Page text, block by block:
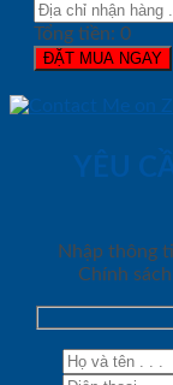
Tổng tiền: 0
ĐẶT MUA NGAY
YÊU
Nhập thông
Chính